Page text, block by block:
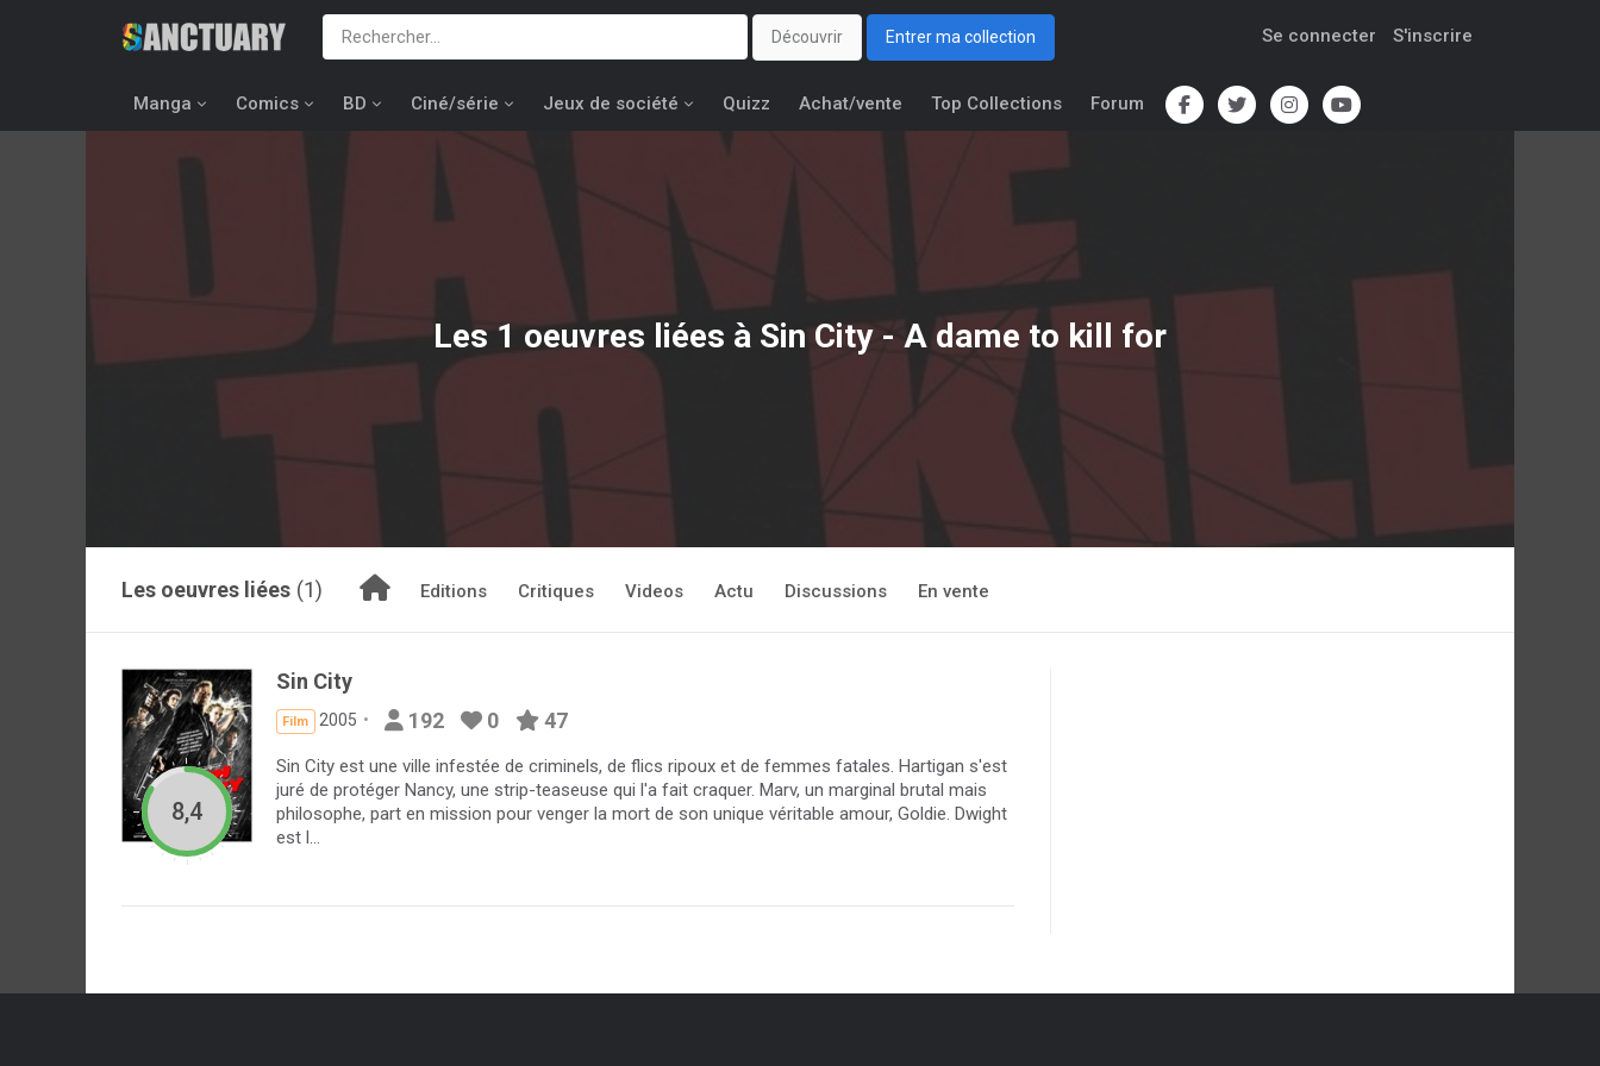
Découvrir Entrer ma collection Se connecter S'inscrire
Manga Comics BD Ciné/série Jeux de société Quizz Achat/vente Top Collections Forum
Les 1 oeuvres liées à Sin City - A dame to kill for
Les oeuvres liées (1) Editions Critiques Videos Actu Discussions En vente
8,4
Sin City
Film 2005 192 0 47
Sin City est une ville infestée de criminels, de flics ripoux et de femmes fatales. Hartigan s'est
juré de protéger Nancy, une strip-teaseuse qui l'a fait craquer. Marv, un marginal brutal mais
philosophe, part en mission pour venger la mort de son unique véritable amour, Goldie. Dwight
est l...